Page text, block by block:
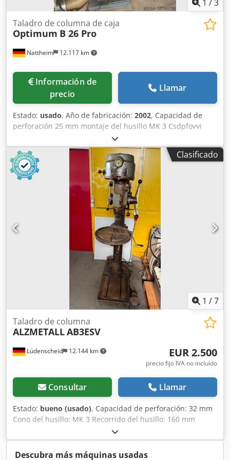
1 /3
Nattheim 12.117 km
Taladro de columna de caja
Optimum B 26 Pro
Información de
precio
Llamar
Estado: usado, Año de fabricación: 2002, Capacidad de
perforación 25 mm montaje del husillo MK 3 Csdpfovvi
Aujx Amyorf Lugar de almacenamiento: Nattheim
Clasificado
1 /7
Lüdenscheid 12.144 km
Taladro de columna
ALZMETALLAB3ESV
EUR 2.500
precio fijo IVA no incluído
Consultar Llamar
Estado: bueno (usado), Capacidad de perforación: 32 mm
Cono del husillo: MK 3 Recorrido del husillo: 160 mm
Saliente: 290 mm Tamaño de la mesa: 510 x 300 mm
Diámetro de la columna: 115 mm Avanzado mediante
cremallera Cedpfx Aezp Nfxjmyorf Velocidad del husillo: 55
Descubra más máquinas usadas